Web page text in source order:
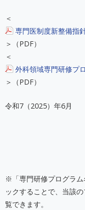
＜
専門医制度新整備指
＞（PDF）
＜
外科領域専門研修プ
＞（PDF）
令和7（2025）年6月
※「専門研修プログラム
ックすることで、当該
覧できます。